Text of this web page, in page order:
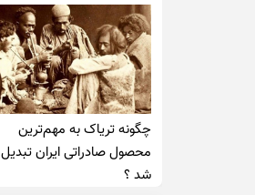
چگونه تریاک به مهم‌ترین
محصول صادراتی ایران تبدیل
شد ؟